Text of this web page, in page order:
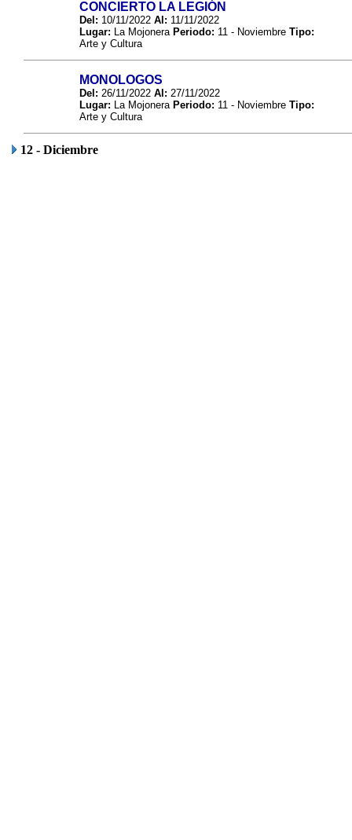
CONCIERTO LA LEGIÓN
Del: 10/11/2022 Al: 11/11/2022
Lugar: La MojoneraPeriodo: 11 - Noviembre Tipo:
Arte y Cultura
MONOLOGOS
Del: 26/11/2022 Al: 27/11/2022
Lugar: La MojoneraPeriodo: 11 - Noviembre Tipo:
Arte y Cultura
12 - Diciembre